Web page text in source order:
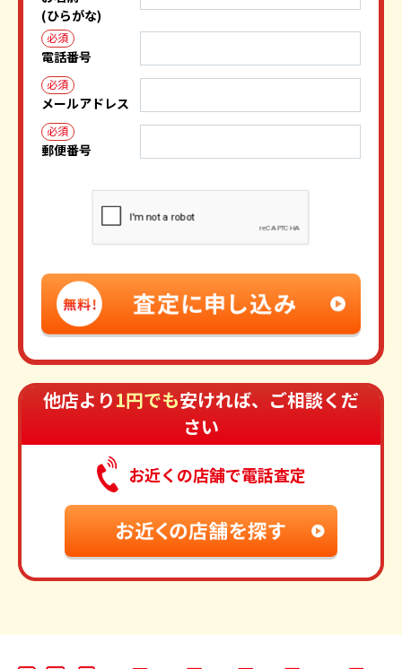
(ひらがな)
必須
電話番号
必須
メールアドレス
必須
郵便番号
他店より1円でも安ければ、ご相談くだ
さい
お近くの店舗で電話査定